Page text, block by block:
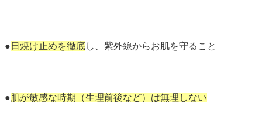
● 日焼け止めを徹底し、紫外線からお肌を守ること
● 肌が敏感な時期（生理前後など）は無理しない